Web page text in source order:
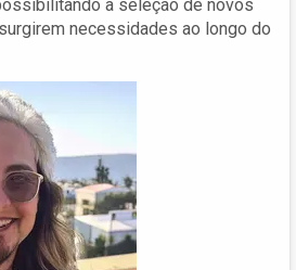
a seleção de novos
necessidades ao longo do